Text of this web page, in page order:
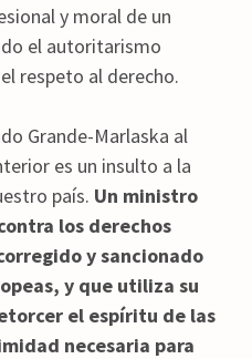
y moral de un
el autoritarismo
respeto al derecho.
Grande-Marlaska al
es un insulto a la
país. Un ministro
los derechos
y sancionado
y que utiliza su
el espíritu de las
necesaria para